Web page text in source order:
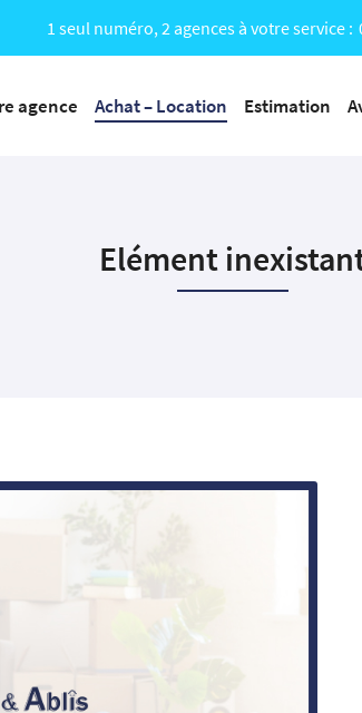
1 seul numéro, 2 agences à votre service :
agence Achat – Location Estimation
Elément